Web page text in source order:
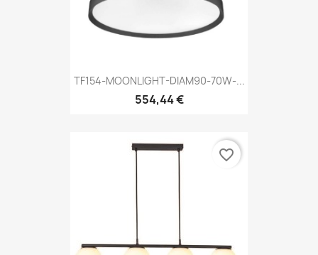
TF154-MOONLIGHT-DIAM90-70W-...
554,44 €
favorite_border